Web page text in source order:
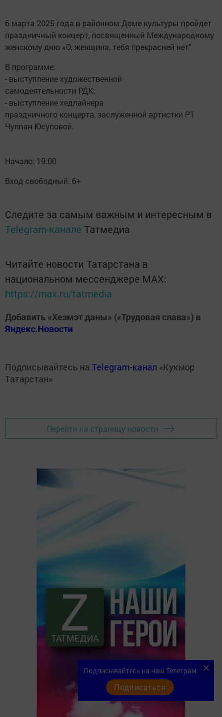
6 марта 2025 года в районном Доме культуры пройдет
праздничный концерт, посвященный Международному
женскому дню «О, женщина, тебя прекрасней нет"
В программе:
- выступление художественной
самодеятельности РДК;
- выступление хедлайнера
праздничного концерта, заслуженной артистки РТ
Чулпан Юсуповой.
Начало: 19:00
Вход свободный. 6+
Следите за самым важным и интересным в
Telegram-канале Татмедиа
Читайте новости Татарстана в
национальном мессенджере MАХ:
https://max.ru/tatmedia
Добавить «Хезмэт даны» («Трудовая слава») в
Яндекс.Новости
Подписывайтесь на Telegram-канал «Кукмор
Татарстан»
Перейти на страницу новости
Подписывайтесь на наш Телеграм
Подписаться